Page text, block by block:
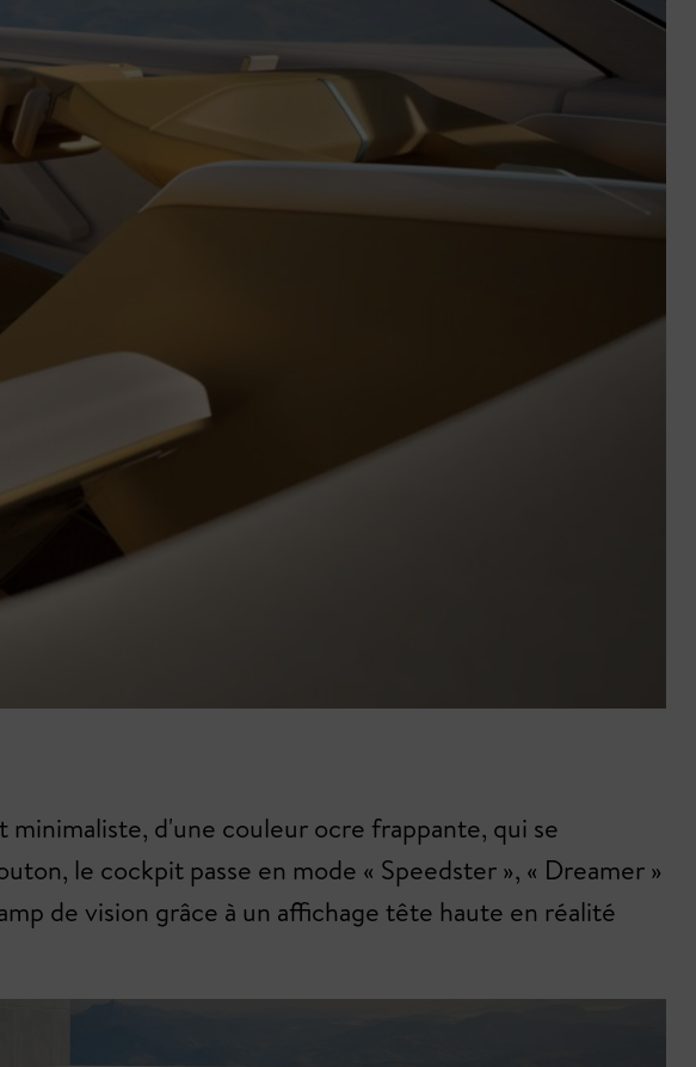
d'une couleur ocre frappante, qui se
le cockpit passe en mode « Speedster », « Dreamer »
de vision grâce à un affichage tête haute en réalité